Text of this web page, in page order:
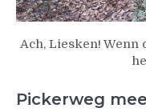
Ach, Liesken! Wenn
Pickerweg